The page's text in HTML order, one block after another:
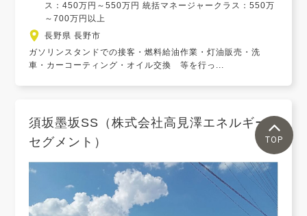
ス：450万円～550万円 統括マネージャークラス：550万
～700万円以上
長野県 長野市
ガソリンスタンドでの接客・燃料給油作業・灯油販売・洗
車・カーコーティング・オイル交換 等を行っ...
須坂墨坂SS（株式会社高見澤エネルギー
セグメント）
TOP